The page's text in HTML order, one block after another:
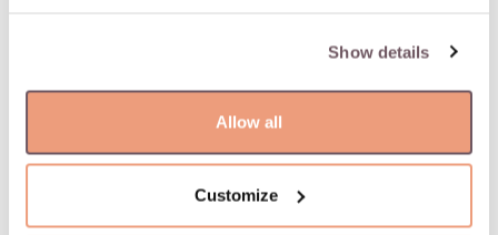
Show details
Allow all
Customize